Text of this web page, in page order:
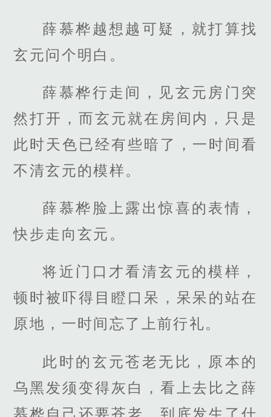
薛慕桦越想越可疑，就打算找
玄元问个明白。
薛慕桦行走间，见玄元房门突
然打开，而玄元就在房间内，只是
此时天色已经有些暗了，一时间看
不清玄元的模样。
薛慕桦脸上露出惊喜的表情，
快步走向玄元。
将近门口才看清玄元的模样，
顿时被吓得目瞪口呆，呆呆的站在
原地，一时间忘了上前行礼。
此时的玄元苍老无比，原本的
乌黑发须变得灰白，看上去比之薛
慕桦自己还要苍老，到底发生了什